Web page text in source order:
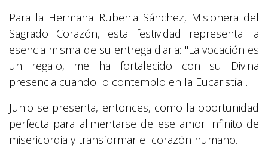
Para la Hermana Rubenia Sánchez, Misionera del
Sagrado Corazón, esta festividad representa la
esencia misma de su entrega diaria: "La vocación es
un regalo, me ha fortalecido con su Divina
presencia cuando lo contemplo en la Eucaristía".
Junio se presenta, entonces, como la oportunidad
perfecta para alimentarse de ese amor infinito de
misericordia y transformar el corazón humano.